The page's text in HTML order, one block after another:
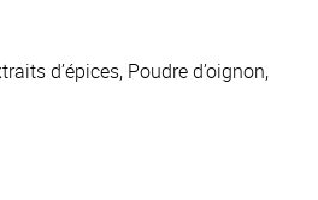
d’épices, Poudre d’oignon,